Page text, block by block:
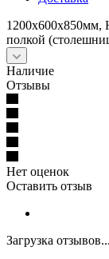
1200х600х850мм,
полкой
Наличие
Отзывы
Нет оценок
Оставить отзыв
Загрузка отзывов...